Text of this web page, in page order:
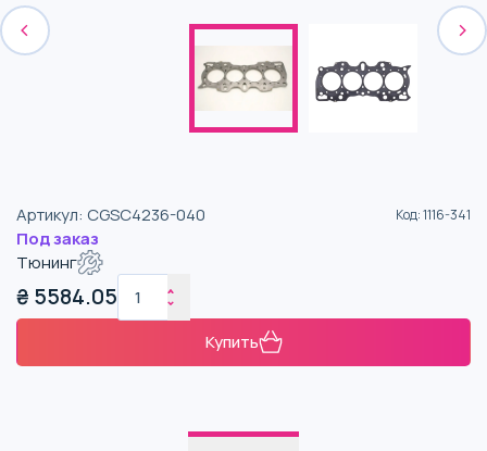
Артикул: CGSC4236-040 Код:1116-341
Под заказ
Тюнинг
₴ 5584.05
Купить